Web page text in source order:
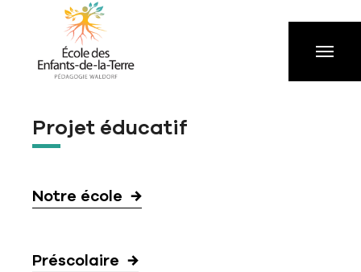
Aller à la navigation principale
Aller au contenu principal
Passer au pied de page
Projet éducatif
Notre école
Préscolaire